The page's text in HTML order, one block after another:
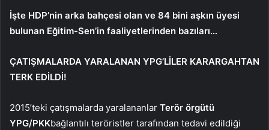
İşte HDP’nin arka bahçesi olan ve 84 bini aşkın üyesi
bulunan Eğitim-Sen’in faaliyetlerinden bazıları…
ÇATIŞMALARDA YARALANAN YPG’LİLER KARARGAHTAN
TERK EDİLDİ!
2015’teki çatışmalarda yaralananlar Terör örgütü
YPG/PKKbağlantılı teröristler tarafından tedavi edildiği